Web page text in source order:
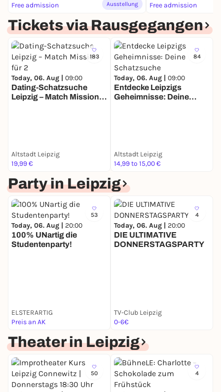
Free admission
Ausstellung Free admission
Tickets via Rausgegangen
183
Today, 06. Aug | 09:00
Dating-Schatzsuche
Leipzig – Match Mission
Altstadt Leipzig
19,99 €
84
Today, 06. Aug | 09:00
Entdecke Leipzigs
Geheimnisse: Deine
Altstadt Leipzig
14,99 to 15,00 €
Party in Leipzig
53
Today, 06. Aug | 20:00
100% UNartig die
Studentenparty!
ELSTERARTIG
Preis an AK
4
Today, 06. Aug | 20:00
DIE ULTIMATIVE
DONNERSTAGSPARTY
TV-Club Leipzig
0-6€
Theater in Leipzig
50 4